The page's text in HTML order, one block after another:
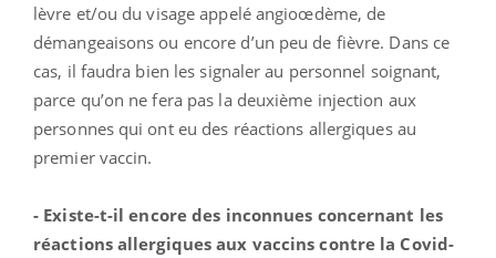
lèvre et/ou du visage appelé angioœdème, de
démangeaisons ou encore d’un peu de fièvre. Dans ce
cas, il faudra bien les signaler au personnel soignant,
parce qu’on ne fera pas la deuxième injection aux
personnes qui ont eu des réactions allergiques au
premier vaccin.
- Existe-t-il encore des inconnues concernant les
réactions allergiques aux vaccins contre la Covid-